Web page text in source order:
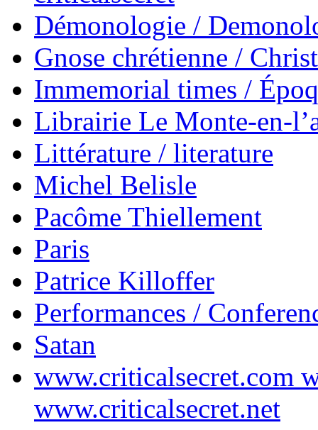
Démonologie /
Gnose chrétienne /
Immemorial times /
Librairie Le Monte-en-
Littérature / literature
Michel Belisle
Pacôme Thiellement
Paris
Patrice Killoffer
Performances /
Satan
www.criticalsecret.com
www.criticalsecret.net